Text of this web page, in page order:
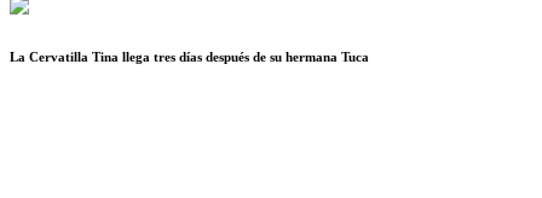
La Cervatilla Tina llega tres días después de su hermana Tuca